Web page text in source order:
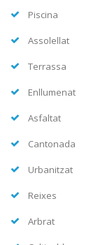
Piscina
Assolellat
Terrassa
Enllumenat
Asfaltat
Cantonada
Urbanitzat
Reixes
Arbrat